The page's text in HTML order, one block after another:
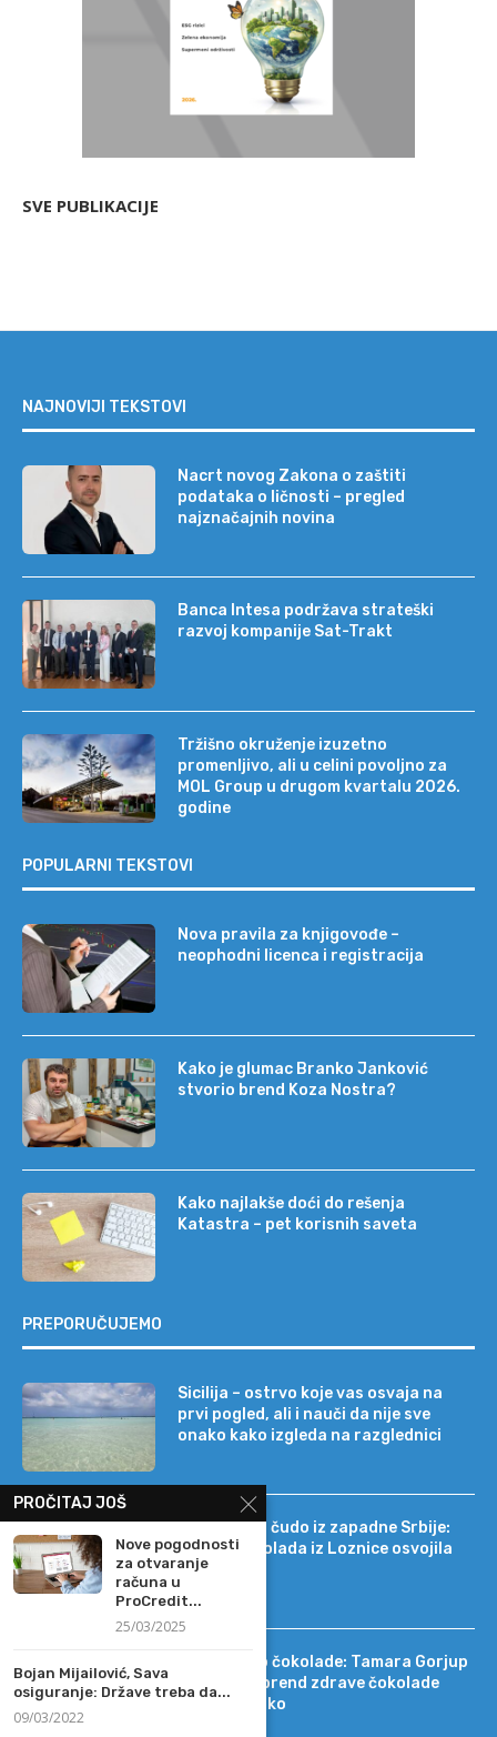
SVE PUBLIKACIJE
NAJNOVIJI TEKSTOVI
Nacrt novog Zakona o zaštiti
podataka o ličnosti – pregled
najznačajnih novina
Banca Intesa podržava strateški
razvoj kompanije Sat-Trakt
Tržišno okruženje izuzetno
promenljivo, ali u celini povoljno za
MOL Group u drugom kvartalu 2026.
godine
POPULARNI TEKSTOVI
Nova pravila za knjigovođe –
neophodni licenca i registracija
Kako je glumac Branko Janković
stvorio brend Koza Nostra?
Kako najlakše doći do rešenja
Katastra – pet korisnih saveta
PREPORUČUJEMO
Sicilija – ostrvo koje vas osvaja na
prvi pogled, ali i nauči da nije sve
onako kako izgleda na razglednici
Tehnološko čudo iz zapadne Srbije:
kako je čokolada iz Loznice osvojila
22 tržišta
Od DIF-a do čokolade: Tamara Gorjup
pokrenula brend zdrave čokolade
Kapetan Koko
PROČITAJ JOŠ
Nove pogodnosti
za otvaranje
računa u
ProCredit...
25/03/2025
Bojan Mijailović, Sava
osiguranje: Države treba da...
09/03/2022